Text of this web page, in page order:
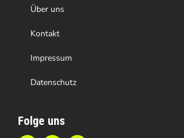
Über uns
Kontakt
Impressum
Datenschutz
Folge uns